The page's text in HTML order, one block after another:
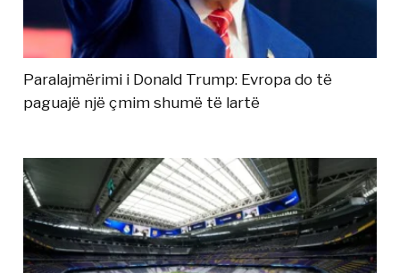
Paralajmërimi i Donald Trump: Evropa do të
paguajë një çmim shumë të lartë